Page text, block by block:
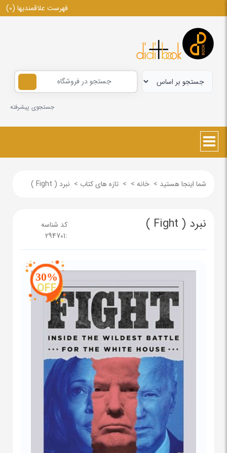
فهرست علاقمندیها (0)
جستجوی پیشرفته
شما اینجا هستید > خانه >
> تازه های کتاب > نبرد ( Fight )
نبرد ( Fight )
کد شناسه
:
294701
30%
OFF